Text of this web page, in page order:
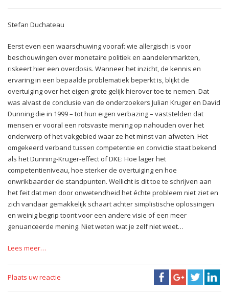
Stefan Duchateau
Eerst even een waarschuwing vooraf: wie allergisch is voor
beschouwingen over monetaire politiek en aandelenmarkten,
riskeert hier een overdosis. Wanneer het inzicht, de kennis en
ervaring in een bepaalde problematiek beperkt is, blijkt de
overtuiging over het eigen grote gelijk hierover toe te nemen. Dat
was alvast de conclusie van de onderzoekers Julian Kruger en David
Dunning die in 1999 – tot hun eigen verbazing – vaststelden dat
mensen er vooral een rotsvaste mening op nahouden over het
onderwerp of het vakgebied waar ze het minst van afweten. Het
omgekeerd verband tussen competentie en convictie staat bekend
als het Dunning-Kruger-effect of DKE: Hoe lager het
competentieniveau, hoe sterker de overtuiging en hoe
onwrikbaarder de standpunten. Wellicht is dit toe te schrijven aan
het feit dat men door onwetendheid het échte probleem niet ziet en
zich vandaar gemakkelijk schaart achter simplistische oplossingen
en weinig begrip toont voor een andere visie of een meer
genuanceerde mening. Niet weten wat je zelf niet weet…
Lees meer…
Plaats uw reactie